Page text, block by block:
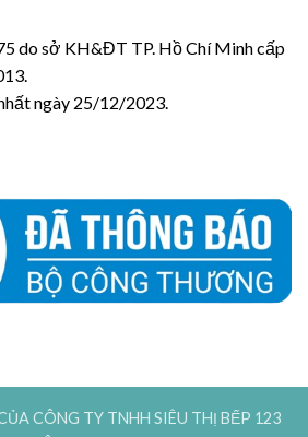
do sở KH&ĐT TP. Hồ Chí Minh cấp
ngày 25/12/2023.
CÔNG TY TNHH SIÊU THỊ BẾP 123